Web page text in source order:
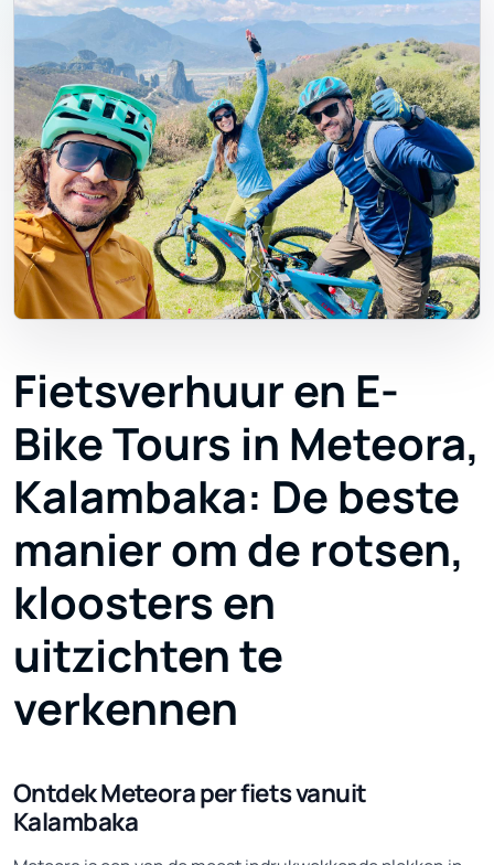
Fietsverhuur en E-
Bike Tours in Meteora,
Kalambaka: De beste
manier om de rotsen,
kloosters en
uitzichten te
verkennen
Ontdek Meteora per fiets vanuit
Kalambaka